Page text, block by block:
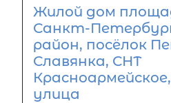
Жилой дом
Санкт-
район, посёлок
Славянка, СНТ
улица